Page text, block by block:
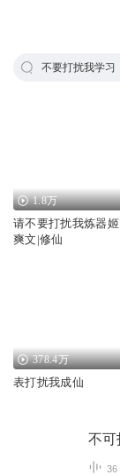
不要打扰我学习
1.8万
请不要打扰我炼器姬|
爽文|修仙
378.4万
表打扰我成仙
不可
36